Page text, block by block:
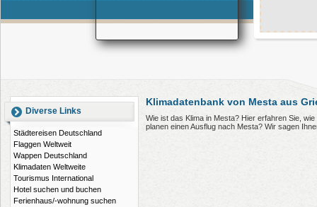
Diverse Links
Städtereisen Deutschland
Flaggen Weltweit
Wappen Deutschland
Klimadaten Weltweite
Tourismus International
Hotel suchen und buchen
Ferienhaus/-wohnung suchen
Klimadatenbank von Mesta aus
Wie ist das Klima in Mesta? Hier erfahren Sie,
planen einen Ausflug nach Mesta? Wir sagen